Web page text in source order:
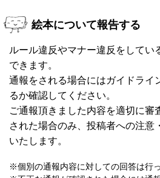
絵本について報告する
ルール違反やマナー違反をしてい
できます。
通報をされる場合にはガイドライ
るか確認してください。
ご通報頂きました内容を適切に審
された場合のみ、投稿者への注意
いたします。
※個別の通報内容に対しての回答は行